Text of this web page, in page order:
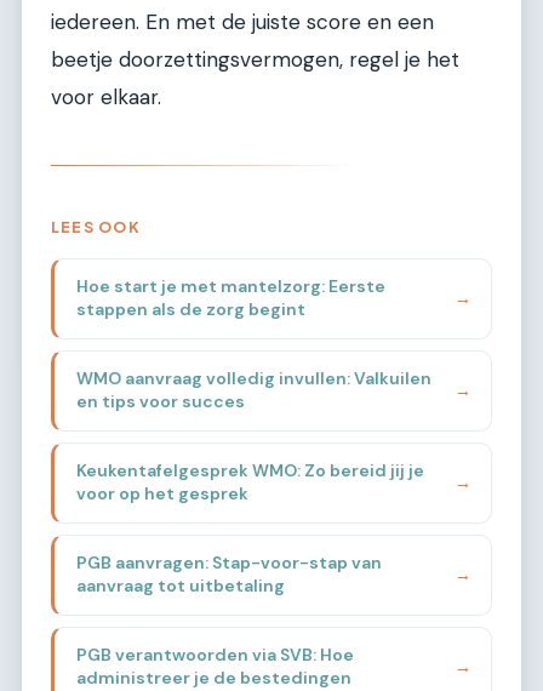
iedereen. En met de juiste score en een
beetje doorzettingsvermogen, regel je het
voor elkaar.
LEES OOK
Hoe start je met mantelzorg: Eerste
stappen als de zorg begint
→
WMO aanvraag volledig invullen: Valkuilen
en tips voor succes
→
Keukentafelgesprek WMO: Zo bereid jij je
voor op het gesprek
→
PGB aanvragen: Stap-voor-stap van
aanvraag tot uitbetaling
→
PGB verantwoorden via SVB: Hoe
administreer je de bestedingen
→